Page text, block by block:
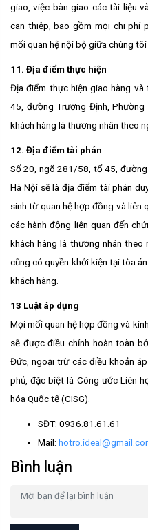
giao, việc bàn giao các tài liệu
can thiệp, bao gồm mọi chi phí
mối quan hệ nội bộ giữa chúng tôi
11. Địa điểm thực hiện
Địa điểm thực hiện giao hàng
45, đường Trương Định,
khách hàng là thương nhân theo
12. Địa điểm tài phán
Số 20, ngõ 281/58, tổ 45,
Hà Nội sẽ là địa điểm tài phán
sinh từ quan hệ hợp đồng và liên
các hành động liên quan đến
khách hàng là thương nhân
cũng có quyền khởi kiện tại tòa
khách hàng.
13 Luật áp dụng
Mọi mối quan hệ hợp đồng và
sẽ được điều chỉnh hoàn toàn
Đức, ngoại trừ các điều khoản
phủ, đặc biệt là Công ước Liên
hóa Quốc tế (CISG).
SĐT: 0936.81.61.61
Mail:
Bình luận